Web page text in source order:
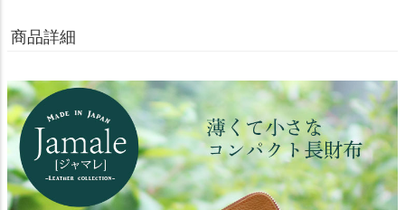
商品詳細